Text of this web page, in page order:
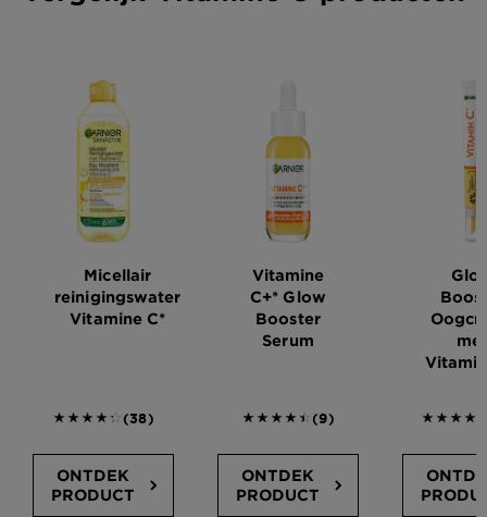
Micellair
reinigingswater
Vitamine C*
4.3158 outof 5 stars reviews
(38)
ONTDEK
PRODUCT
Vitamine
C+* Glow
Booster
Serum
4.4444 outof 5 stars
(9)
ONTDEK
PRODUCT